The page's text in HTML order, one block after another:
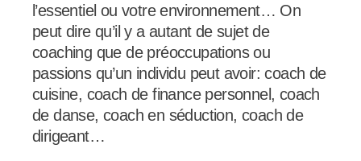
l’essentiel ou votre environnement… On
peut dire qu’il y a autant de sujet de
coaching que de préoccupations ou
passions qu’un individu peut avoir: coach de
cuisine, coach de finance personnel, coach
de danse, coach en séduction, coach de
dirigeant…